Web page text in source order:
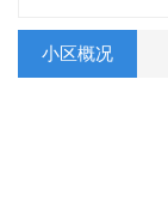
小区概况